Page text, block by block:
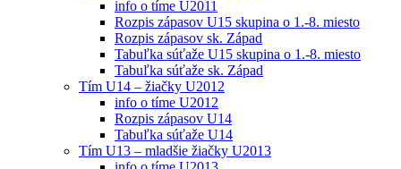
info o tíme U2011
Rozpis zápasov U15 skupina o 1.-8. miesto
Rozpis zápasov sk. Západ
Tabuľka súťaže U15 skupina o 1.-8. miesto
Tabuľka súťaže sk. Západ
Tím U14 – žiačky U2012
info o tíme U2012
Rozpis zápasov U14
Tabuľka súťaže U14
Tím U13 – mladšie žiačky U2013